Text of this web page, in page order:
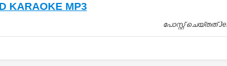
KARAOKE MP3
പോസ്റ്റ് ചെയ്തത്